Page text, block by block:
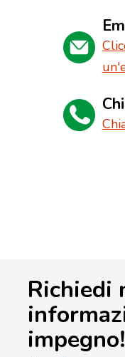
Richiedi
impegno!